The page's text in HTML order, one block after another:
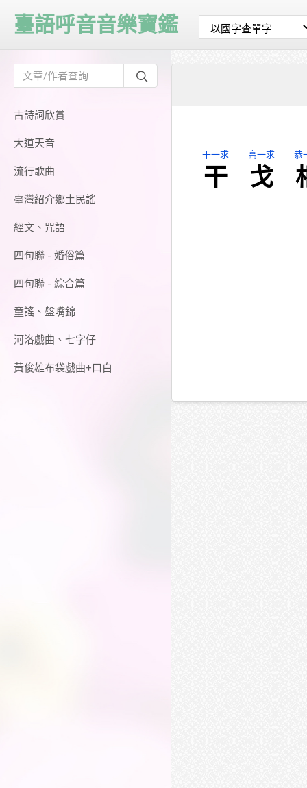
古詩詞欣賞
大道天音
流行歌曲
臺灣紹介鄉土民謠
經文、咒語
四句聯 - 婚俗篇
四句聯 - 綜合篇
童謠、盤嘴錦
河洛戲曲、七字仔
黃俊雄布袋戲曲+口白
臺語呼音音樂寶鑑
干一求
干
高一求
戈
恭